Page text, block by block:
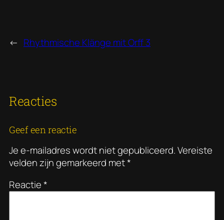
← Rhythmische Klänge mit Orff 3
Reacties
Geef een reactie
Je e-mailadres wordt niet gepubliceerd.Vereiste
velden zijn gemarkeerd met*
Reactie*